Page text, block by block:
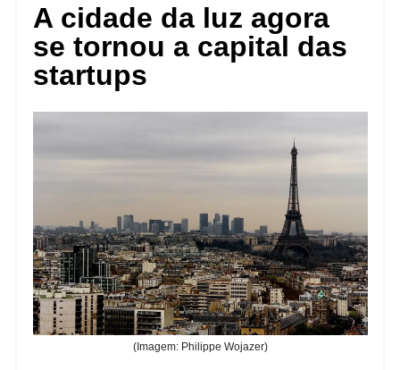
A cidade da luz agora
se tornou a capital das
startups
(Imagem: Philippe Wojazer)